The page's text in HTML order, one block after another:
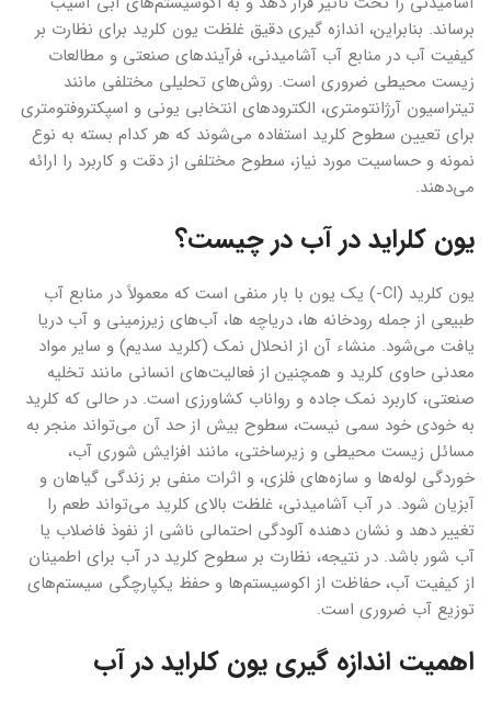
برساند. بنابراین، اندازه گیری دقیق غلظت یون کلرید برای نظارت بر
کیفیت آب در منابع آب آشامیدنی، فرآیندهای صنعتی و مطالعات
زیست محیطی ضروری است. روش‌‌‌های تحلیلی مختلفی مانند
تیتراسیون آرژانتومتری، الکترودهای انتخابی یونی و اسپکتروفتومتری
برای تعیین سطوح کلرید استفاده می‌شوند که هر کدام بسته به نوع
نمونه و حساسیت مورد نیاز، سطوح مختلفی از دقت و کاربرد را ارائه
می‌دهند.
یون کلراید در آب در چیست؟
یون کلرید (Cl-) یک یون با بار منفی است که معمولاً در منابع آب
طبیعی از جمله رودخانه ها، دریاچه ها، آب‌های زیرزمینی و آب دریا
یافت می‌شود. منشاء آن از انحلال نمک (کلرید سدیم) و سایر مواد
معدنی حاوی کلرید و همچنین از فعالیت‌های انسانی مانند تخلیه
صنعتی، کاربرد نمک جاده و رواناب کشاورزی است. در حالی که کلرید
به خودی خود سمی نیست، سطوح بیش از حد آن می‌تواند منجر به
مسائل زیست محیطی و زیرساختی، مانند افزایش شوری آب،
خوردگی لوله‌ها و سازه‌های فلزی، و اثرات منفی بر زندگی گیاهان و
آبزیان شود. در آب آشامیدنی، غلظت بالای کلرید می‌تواند طعم را
تغییر دهد و نشان دهنده آلودگی احتمالی ناشی از نفوذ فاضلاب یا
آب شور باشد. در نتیجه، نظارت بر سطوح کلرید در آب برای اطمینان
از کیفیت آب، حفاظت از اکوسیستم‌ها و حفظ یکپارچگی سیستم‌های
توزیع آب ضروری است.
اهمیت اندازه گیری یون کلراید در آب